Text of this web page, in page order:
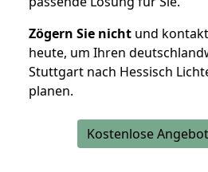
Zögern Sie nicht und
heute, um Ihren
Stuttgart nach Hessisch
planen.
Kostenlose